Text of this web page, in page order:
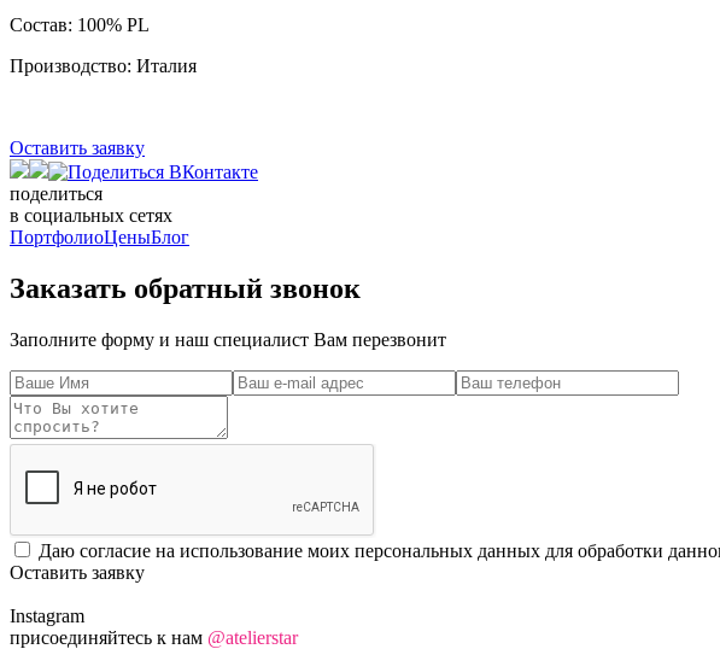
Состав: 100% PL
Производство: Италия
Оставить заявку
поделиться
в социальных сетях
ПортфолиоЦеныБлог
Заказать обратный звонок
Заполните форму и наш специалист Вам перезвонит
Даю согласие на использование моих персональных данных для обработки
Оставить заявку
Instagram
присоединяйтесь к нам @atelierstar